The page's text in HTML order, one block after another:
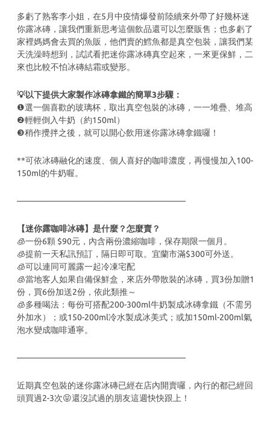
多虧了熟客李小姐，在5月中疫情爆發前陸續來外帶了好幾杯迷
你露冰磚，讓我們重新思考這個飲品還可以怎麼販售；也多虧了
家裡媽媽會去買的魚販，他們賣的鱈魚都是真空包裝，讓我們某
天洗澡時想到，試試看把迷你露冰磚真空起來，一來更保鮮，二
來也比較不怕冰磚結霜或變形。
💡以下提供大家製作冰磚拿鐵的簡單3步驟：
❶選一個喜歡的玻璃杯，取出真空包裝的冰磚，一一堆疊、堆高
❷輕輕倒入牛奶（約150ml）
❸稍作攪拌之後，就可以開心飲用迷你露冰磚拿鐵囉！
**可依冰磚融化的速度、個人喜好的咖啡濃度，再慢慢加入100-
150ml的牛奶喔。
————————————————————
【迷你露咖啡冰磚】是什麼？怎麼賣？
🧊一份6顆 $90元，內含兩份濃縮咖啡，保存期限一個月。
🧊提前一天私訊預訂，隔日即可取。宜蘭市滿$300可外送。
🧊可以連同可麗露一起冷凍宅配
🧊當地客人如果自備保鮮盒，來店外帶散裝的冰磚，買3份加贈1
份，買6份加送2份，依此類推～
🧊多種喝法：每份可搭配200-300ml牛奶製成冰磚拿鐵（不需另
外加水）；或150-200ml冷水製成冰美式；或加150ml-200ml氣
泡水變成咖啡通寧。
————————————————————
近期真空包裝的迷你露冰磚已經在店內開賣囉，內行的都已經回
頭買過2-3次😝還沒試過的朋友這週快快跟上！